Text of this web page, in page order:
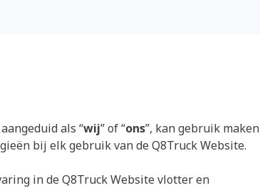
als “wij” of “ons”, kan gebruik maken
bij elk gebruik van de Q8Truck Website.
in de Q8Truck Website vlotter en